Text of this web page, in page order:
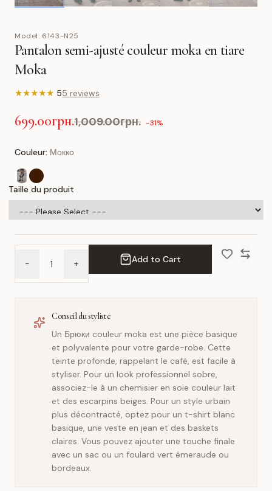
Model: 6143-N25
Pantalon semi-ajusté couleur moka en tiare
Moka
★★★★★ 55 reviews
699.00грн.1,009.00грн. -31%
Couleur: Мокко
Taille du produit
- + Add to Cart
Conseil du styliste
Un Брюки couleur moka est une pièce basique
et polyvalente pour votre garde-robe. Cette
teinte profonde, rappelant le café, est facile à
styliser. Pour un look professionnel sobre,
associez-le à un chemisier en soie couleur lait
et des escarpins beiges. Pour un style urbain
plus décontracté, optez pour un t-shirt blanc
basique, une veste en jean et des baskets
claires. Vous pouvez ajouter une touche finale
avec un sac ou un foulard vert émeraude ou
bordeaux.